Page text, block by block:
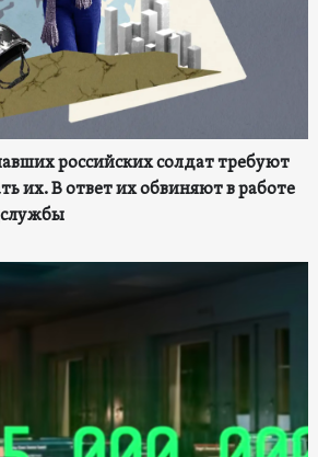
российских солдат требуют
их. В ответ их обвиняют в работе